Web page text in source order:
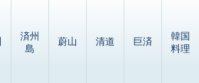
済州
島
蔚山 清道 巨済
韓国
料理